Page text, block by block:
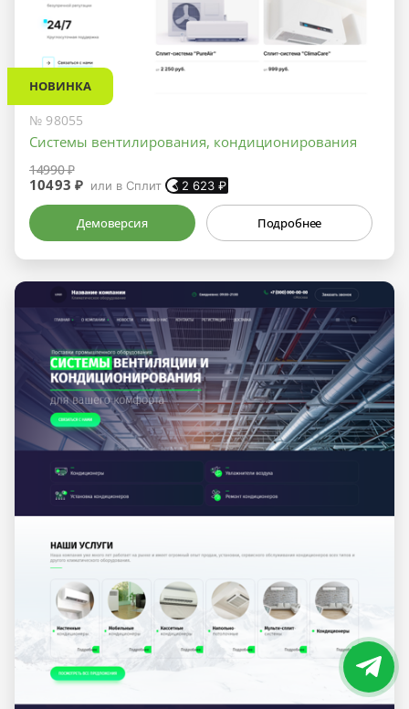
НОВИНКА
№ 98055
Системы вентилирования, кондиционирования
14990 ₽
10493 ₽ или в Сплит 2 623 ₽
Демоверсия Подробнее